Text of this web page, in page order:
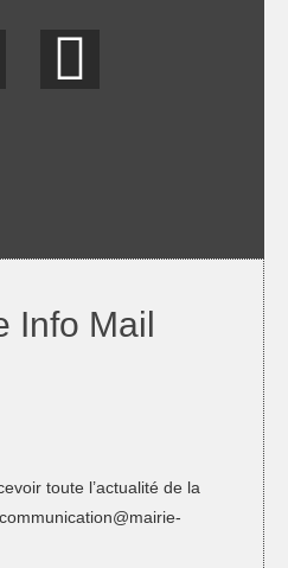
Info Mail
toute l’actualité de la
communication@mairie-